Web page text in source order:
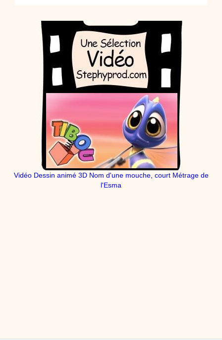
Vidéo Dessin animé 3D Nom d'une mouche, court Métrage de
l'Esma